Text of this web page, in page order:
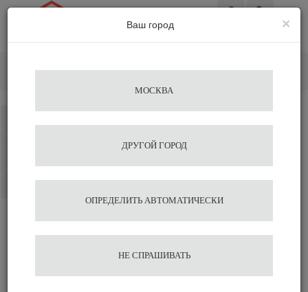
Темпер African Black Wood
Ø 58.5 Agave
×
Ваш город
МОСКВА
ДРУГОЙ ГОРОД
ОПРЕДЕЛИТЬ АВТОМАТИЧЕСКИ
НЕ СПРАШИВАТЬ